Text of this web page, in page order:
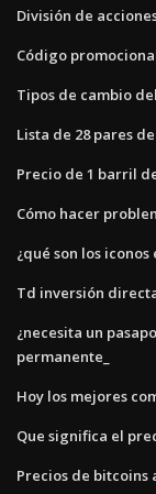
División de
Código
Tipos de cambio
Lista de 28 pares
Precio de 1 barril
Cómo hacer
¿qué son los iconos
Td inversión
¿necesita un
permanente_
Hoy los mejores
Que significa el
Precios de